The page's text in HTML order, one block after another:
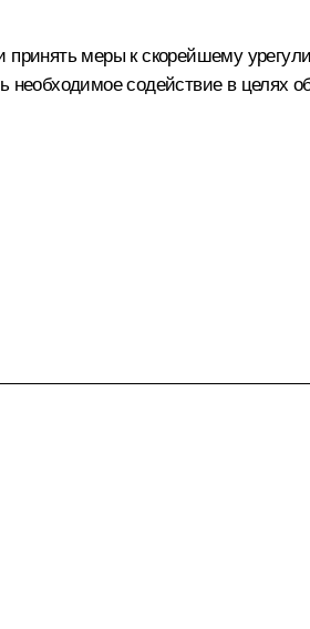
меры к скорейшему
содействие в целях